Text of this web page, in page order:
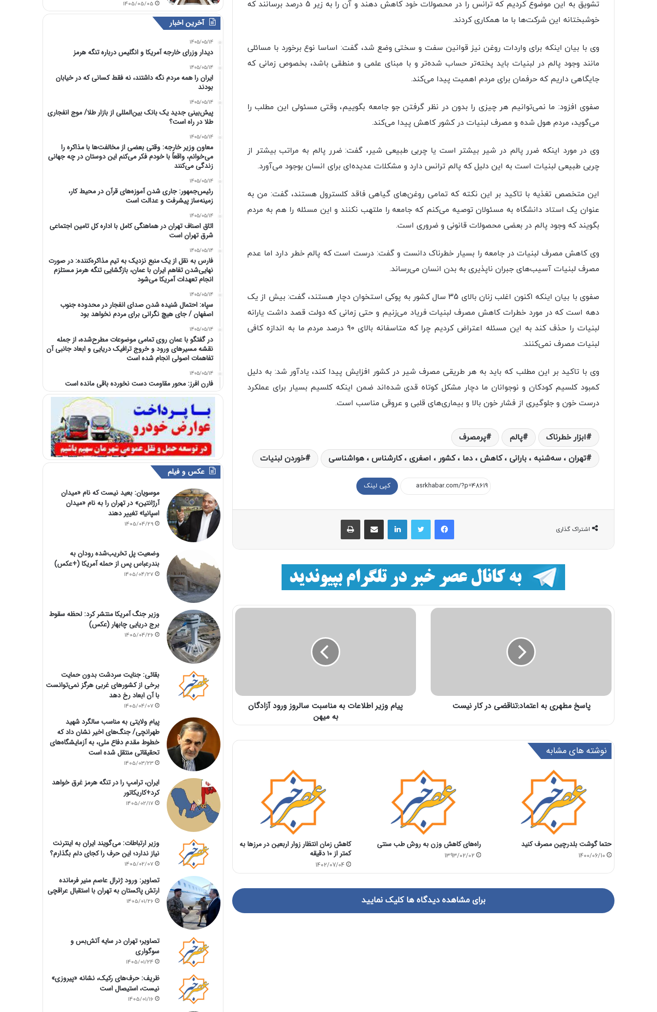
تشویق به این موضوع کردیم که ترانس را در محصولات خود کاهش دهند و آن را به زیر 5 درصد برسانند که
خوشبختانه این شرکت‌ها با ما همکاری کردند.
وی با بیان اینکه برای واردات روغن نیز قوانین سفت و سختی وضع شد، گفت: اساسا نوع برخورد با مسائلی
مانند وجود پالم در لبنیات باید پخته‌تر حساب شده‌تر و با مبنای علمی و منطقی باشد، بخصوص زمانی که
جایگاهی داریم که حرفمان برای مردم اهمیت پیدا می‌کند.
صفوی افزود: ما نمی‌توانیم هر چیزی را بدون در نظر گرفتن جو جامعه بگوییم، وقتی مسئولی این مطلب را
می‌گوید، مردم هول شده و مصرف لبنیات در کشور کاهش پیدا می‌کند.
وی در مورد اینکه ضرر پالم در شیر بیشتر است یا چربی طبیعی شیر، گفت: ضرر پالم به مراتب بیشتر از
چربی طبیعی لبنیات است به این دلیل که پالم ترانس دارد و مشکلات عدیده‌ای برای انسان بوجود می‌آورد.
این متخصص تغذیه با تاکید بر این نکته که تمامی روغن‌های گیاهی فاقد کلسترول هستند، گفت: من به
عنوان یک استاد دانشگاه به مسئولان توصیه می‌کنم که جامعه را ملتهب نکنند و این مسئله را هم به مردم
بگویند که وجود پالم در بعضی محصولات قانونی و ضروری است.
وی کاهش مصرف لبنیات در جامعه را بسیار خطرناک دانست و گفت: درست است که پالم خطر دارد اما عدم
مصرف لبنیات آسیب‌های جبران ناپذیری به بدن انسان می‌رساند.
صفوی با بیان اینکه اکنون اغلب زنان بالای 35 سال کشور به پوکی استخوان دچار هستند، گفت: بیش از یک
دهه است که در مورد خطرات کاهش مصرف لبنیات فریاد می‌زنیم و حتی زمانی که دولت قصد داشت یارانه
لبنیات را حذف کند به این مسئله اعتراض کردیم چرا که متاسفانه بالای 90 درصد مردم ما به اندازه کافی
لبنیات مصرف نمی‌کنند.
وی با تاکید بر این مطلب که باید به هر طریقی مصرف شیر در کشور افزایش پیدا کند، یادآور شد: به دلیل
کمبود کلسیم کودکان و نوجوانان ما دچار مشکل کوتاه قدی شده‌اند ضمن اینکه کلسیم بسیار برای عملکرد
درست خون و جلوگیری از فشار خون بالا و بیماری‌های قلبی و عروقی مناسب است.
ابزار خطرناک پالم
پرمصرف
تهران ، سه‌شنبه ، بارانی ، کاهش ، دما ، کشور ، اصغری ، کارشناس ، هواشناسی
خوردن لبنیات
کپی لینک
اشتراک گذاری
فیسبوک لینکداین
پاسخ مطهری به اعتماد:تناقضی در کار نیست
پیام وزیر اطلاعات به مناسبت سالروز ورود آزادگان
به میهن
نوشته های مشابه
حتما گوشت بلدرچین مصرف کنید
1400/06/10
راه‌های کاهش وزن به روش طب سنتی
1393/02/02
کاهش زمان انتظار زوار اربعین در مرزها به
کمتر از ۱۰ دقیقه
1402/07/04
برای مشاهده دیدگاه ها کلیک نمایید
1405/05/05
آخرین اخبار
1405/05/14
دیدار وزرای خارجه آمریکا و انگلیس درباره تنگه هرمز
1405/05/14
ایران را همه مردم نگه داشتند، نه فقط کسانی که در خیابان
بودند
1405/05/14
پیش‌بینی جدید یک بانک بین‌المللی از بازار طلا/ موج انفجاری
طلا در راه است؟
1405/05/14
معاون وزیر خارجه: وقتی بعضی از مخالفت‌ها با مذاکره را
می‌خوانم، واقعاً با خودم فکر می‌کنم این دوستان در چه جهانی
زندگی می‌کنند
1405/05/14
رئیس‌جمهور: جاری شدن آموزه‌های قرآن در محیط کار،
زمینه‌ساز پیشرفت و عدالت است
1405/05/14
اتاق اصناف تهران در هماهنگی کامل با اداره کل تامین اجتماعی
شرق تهران است
1405/05/14
فارس به نقل از یک منبع نزدیک به تیم مذاکره‌کننده: در صورت
نهایی‌شدن تفاهم ایران با عمان، بازگشایی تنگه هرمز مستلزم
انجام تعهدات آمریکا می‌شود
1405/05/14
سپاه: احتمال شنیده شدن صدای انفجار در محدوده جنوب
اصفهان / جای هیچ نگرانی برای مردم نخواهد بود
1405/05/14
در گفتگو با عمان روی تمامی موضوعات مطرح‌شده، از جمله
نقشه مسیرهای ورود و خروج ترافیک دریایی و ابعاد جانبی آن
تفاهمات اصولی انجام شده است
1405/05/14
فارن افرز: محور مقاومت دست نخورده باقی مانده است
عکس و فیلم
موسویان: بعید نیست که نام «میدان
آرژانتین» در تهران را به نام «میدان
اسپانیا» تغییر دهند
1405/04/29
وضعیت پل تخریب‌شده رودان به
بندرعباس پس از حمله آمریکا (+عکس)
1405/04/27
وزیر جنگ آمریکا منتشر کرد: لحظه سقوط
برج دریایی چابهار (عکس)
1405/04/26
بقائی: جنایت سردشت بدون حمایت
برخی از کشورهای غربی هرگز نمی‌توانست
با آن ابعاد رخ دهد
1405/04/07
پیام ولایتی به مناسب سالگرد شهید
طهرانچی/ جنگ‌های اخیر نشان داد که
خطوط مقدم دفاع ملی، به آزمایشگاه‌های
تحقیقاتی منتقل شده است
1405/03/23
ایران، ترامپ را در تنگه هرمز غرق خواهد
کرد+کاریکاتور
1405/02/17
وزیر ارتباطات: می‌گویند ایران به اینترنت
نیاز ندارد؛ این حرف را کجای دلم بگذارم؟
1405/02/07
تصاویر: ورود ژنرال عاصم منیر فرمانده
ارتش پاکستان به تهران با استقبال عراقچی
1405/01/26
تصاویر؛ تهران در سایه آتش‌بس و
سوگواری
1405/01/24
ظریف: حرف‌های رکیک، نشانه «پیروزی»
نیست، استیصال است
1405/01/16